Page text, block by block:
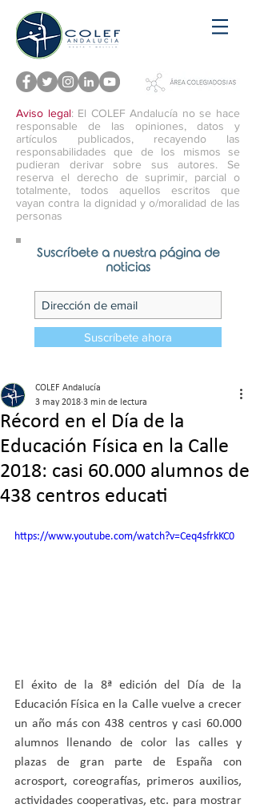
Aviso legal: El COLEF Andalucía no se hace
responsable de las opiniones, datos y
artículos publicados, recayendo las
responsabilidades que de los mismos se
pudieran derivar sobre sus autores. Se
reserva el derecho de suprimir, parcial o
totalmente, todos aquellos escritos que
vayan contra la dignidad y o/moralidad de las
personas
Suscríbete a nuestra página de
noticias
Suscríbete ahora
Récord en el Día de la
Educación Física en la Calle
2018: casi 60.000 alumnos de
438 centros educati
COLEF Andalucía
3 may 2018 3 min de lectura
https://www.youtube.com/watch?v=Ceq4sfrkKC0
El éxito de la 8ª edición del Día de la
Educación Física en la Calle vuelve a crecer
un año más con 438 centros y casi 60.000
alumnos llenando de color las calles y
plazas de gran parte de España con
acrosport, coreografías, primeros auxilios,
actividades cooperativas, etc. para mostrar